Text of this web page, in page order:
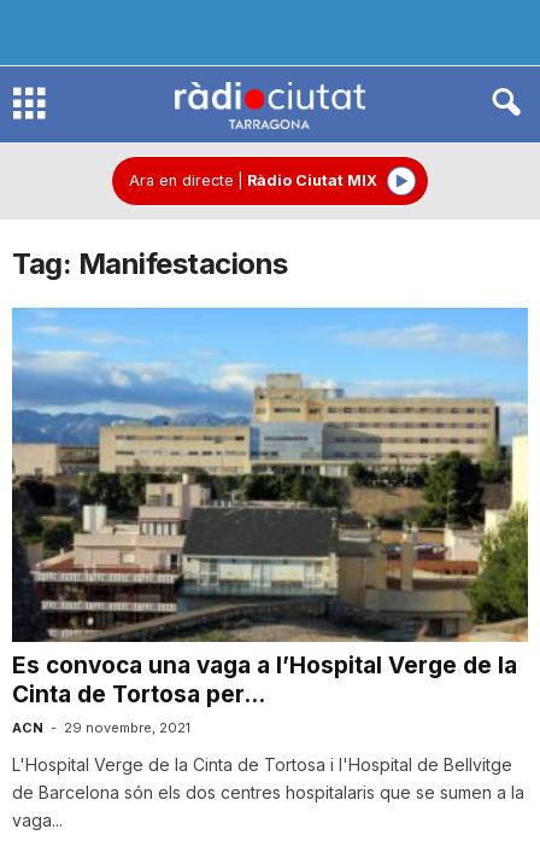
R
d
i
o
C
i
u
a
Ara en directe Ràdio Ciutat MIX
Tag: Manifestacions
Es convoca una vaga a l’Hospital Verge de la
Cinta de Tortosa per...
ACN - 29 novembre, 2021
L'Hospital Verge de la Cinta de Tortosa i l'Hospital de Bellvitge
de Barcelona són els dos centres hospitalaris que se sumen a la
vaga...